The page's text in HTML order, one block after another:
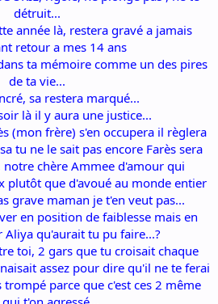
détruit...
année là, restera gravé a jamais
retour a mes 14 ans
ta mémoire comme un des pires
de ta vie...
sa restera marqué...
là il y aura une justice...
(mon frère) s'en occupera il règlera
tu ne le sait pas encore Farès sera
notre chère Ammee d'amour qui
plutôt que d'avoué au monde entier
grave maman je t'en veut pas...
en position de faiblesse mais en
Aliya qu'aurait tu pu faire...?
toi, 2 gars que tu croisait chaque
assez pour dire qu'il ne te ferai
parce que c'est ces 2 même